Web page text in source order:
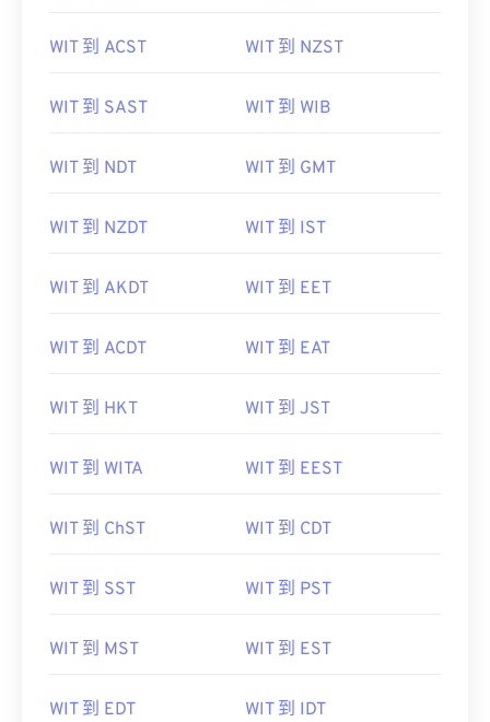
WIT 到 ACST WIT 到 NZST
WIT 到 SAST WIT 到 WIB
WIT 到 NDT WIT 到 GMT
WIT 到 NZDT WIT 到 IST
WIT 到 AKDT WIT 到 EET
WIT 到 ACDT WIT 到 EAT
WIT 到 HKT WIT 到 JST
WIT 到 WITA WIT 到 EEST
WIT 到 ChST WIT 到 CDT
WIT 到 SST WIT 到 PST
WIT 到 MST WIT 到 EST
WIT 到 EDT WIT 到 IDT